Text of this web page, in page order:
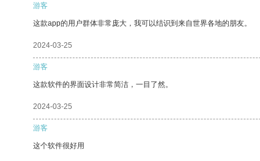
游客
这款app的用户群体非常庞大，我可以结识到来自世界各地的朋友。
2024-03-25
游客
这款软件的界面设计非常简洁，一目了然。
2024-03-25
游客
这个软件很好用